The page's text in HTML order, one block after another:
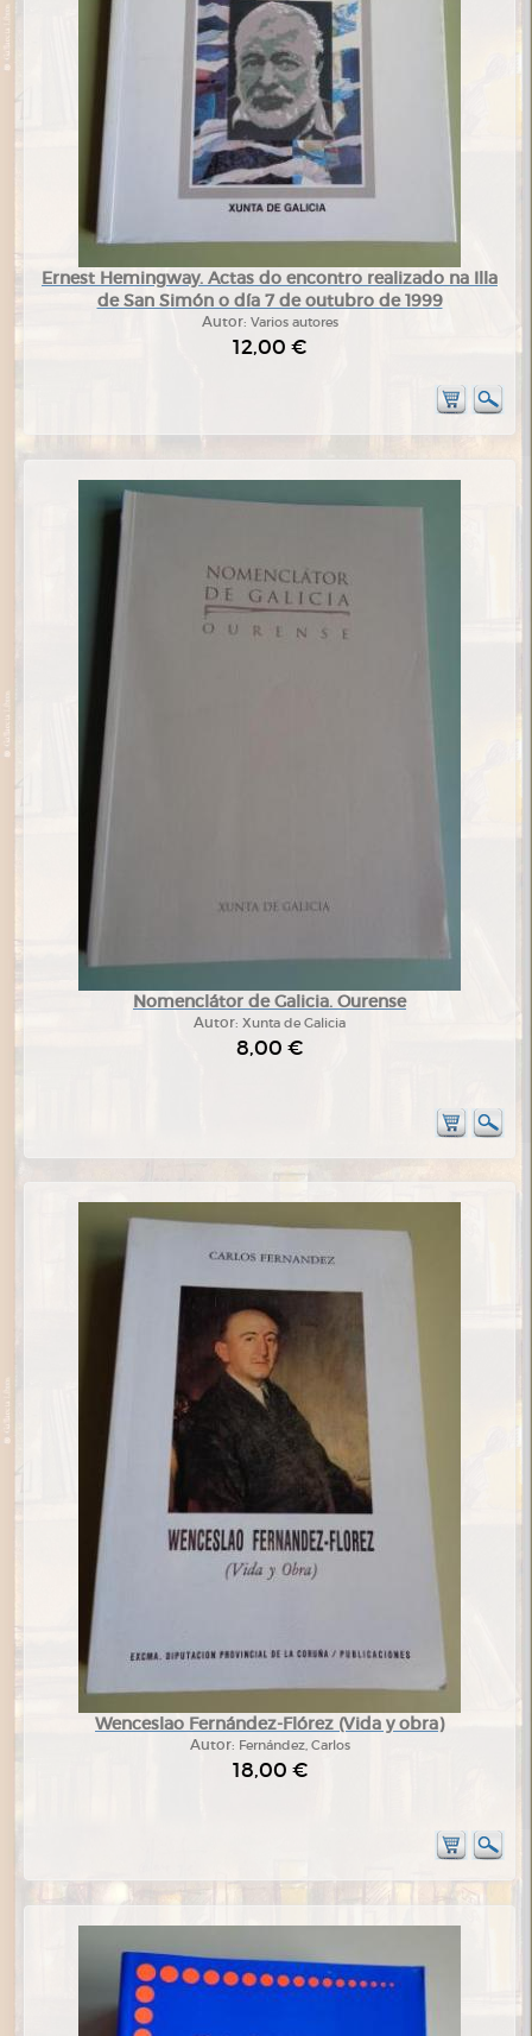
Ernest Hemingway. Actas do encontro realizado na Illa
de San Simón o día 7 de outubro de 1999
Autor: Varios autores
12,00 €
Nomenclátor de Galicia. Ourense
Autor: Xunta de Galicia
8,00 €
Wenceslao Fernández-Flórez (Vida y obra)
Autor: Fernández, Carlos
18,00 €